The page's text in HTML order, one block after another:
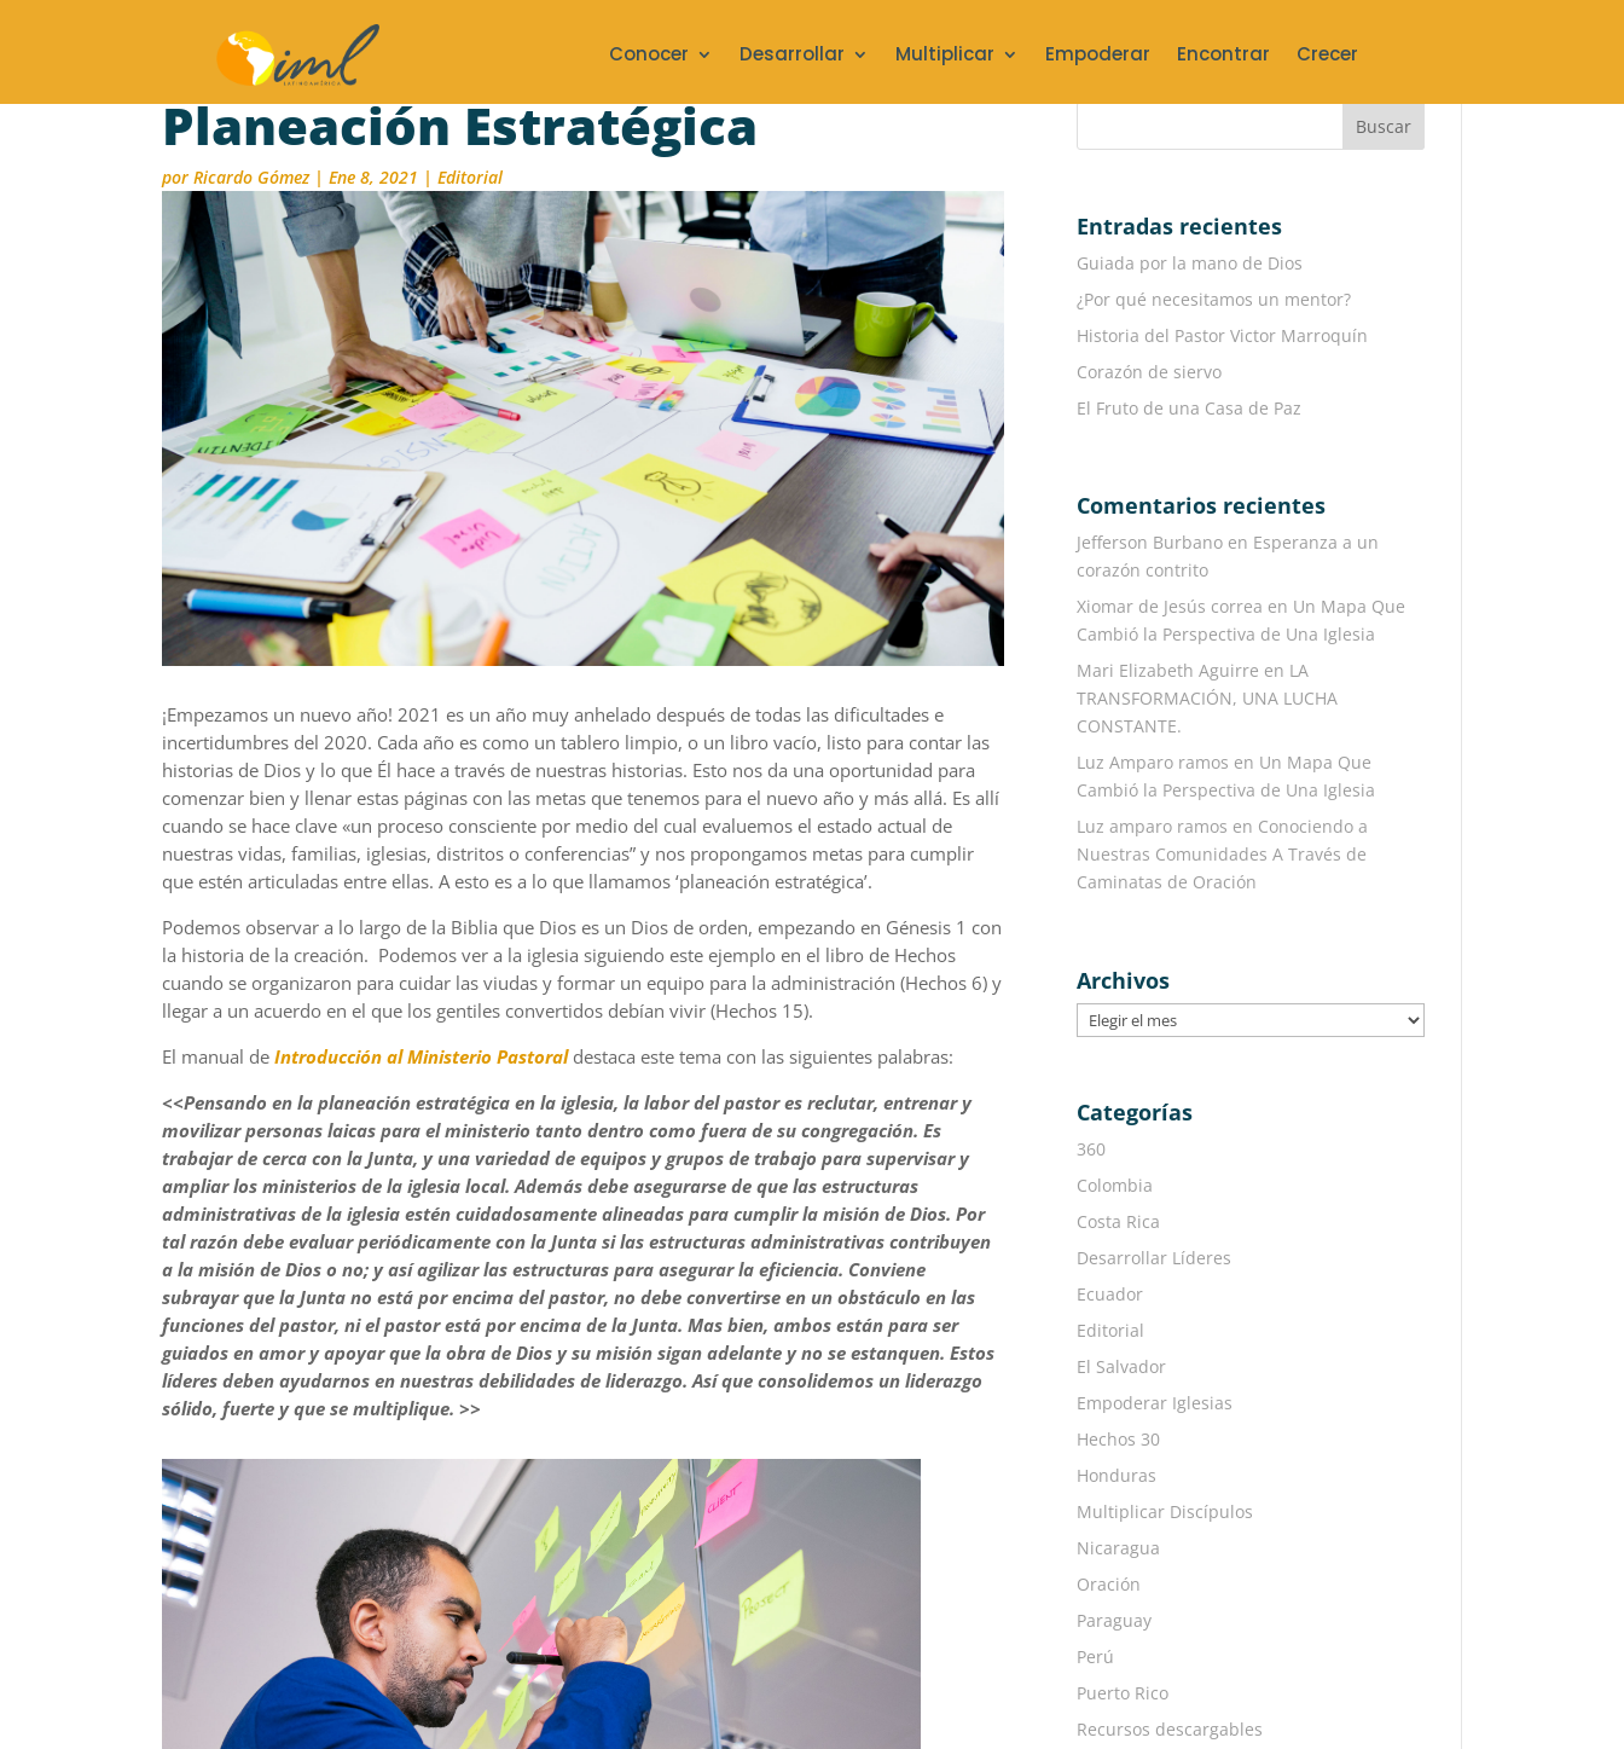
Conocer Desarrollar Multiplicar Empoderar Encontrar Crecer
Planeación Estratégica
porRicardo Gómez|Ene 8, 2021 |Editorial
¡Empezamos un nuevo año! 2021 es un año muy anhelado después de todas las dificultades e
incertidumbres del 2020. Cada año es como un tablero limpio, o un libro vacío, listo para contar las
historias de Dios y lo que Él hace a través de nuestras historias. Esto nos da una oportunidad para
comenzar bien y llenar estas páginas con las metas que tenemos para el nuevo año y más allá. Es allí
cuando se hace clave «un proceso consciente por medio del cual evaluemos el estadoactual de
nuestras vidas, familias, iglesias, distritos o conferencias” y nos propongamos metas para cumplir
que estén articuladas entre ellas. A esto es a lo que llamamos ‘planeación estratégica’.
Podemos observar a lo largo de la Biblia que Dios es un Dios de orden, empezando en Génesis 1 con
la historia de la creación. Podemos ver a la iglesia siguiendo este ejemplo en el libro de Hechos
cuando se organizaron para cuidar las viudas y formar un equipo para la administración (Hechos 6) y
llegar a un acuerdo en el que los gentiles convertidos debían vivir (Hechos 15).
El manual deIntroducciónalMinisterio Pastoraldestaca este tema con las siguientes palabras:
<<Pensando en la planeación estratégica en la iglesia, la labor del pastor es reclutar, entrenar y
movilizar personas laicas para el ministerio tanto dentro como fuera de su congregación. Es
trabajar de cerca con la Junta, y una variedad de equipos y grupos de trabajo para supervisar y
ampliar los ministerios de la iglesia local. Además debe asegurarse de que las estructuras
administrativas de la iglesia estén cuidadosamente alineadas para cumplir la misión de Dios. Por
tal razón debe evaluar periódicamente con la Junta si las estructuras administrativas contribuyen
a la misión de Dios o no; y así agilizar las estructuras para asegurar la eficiencia. Conviene
subrayar que la Junta no está por encima del pastor, no debe convertirse en un obstáculo en las
funciones del pastor, ni el pastor está por encima de la Junta. Mas bien, ambos están para ser
guiados en amor y apoyar que la obra de Dios y su misión sigan adelante y no se estanquen. Estos
líderes deben ayudarnos en nuestras debilidades de liderazgo. Así que consolidemos un liderazgo
sólido, fuerte y que se multiplique. >>
Entradas recientes
Guiada por la mano de Dios
¿Por qué necesitamos un mentor?
Historia del Pastor Victor Marroquín
Corazón de siervo
El Fruto de una Casa de Paz
Comentarios recientes
Jefferson Burbanoen Esperanza a un
corazón contrito
Xiomar de Jesús correa en Un Mapa Que
Cambió la Perspectiva de Una Iglesia
Mari Elizabeth Aguirre en LA
TRANSFORMACIÓN, UNA LUCHA
CONSTANTE.
Luz Amparo ramos en Un Mapa Que
Cambió la Perspectiva de Una Iglesia
Luz amparo ramos en Conociendo a
Nuestras Comunidades A Través de
Caminatas de Oración
Archivos
Archivos
Categorías
360
Colombia
Costa Rica
Desarrollar Líderes
Ecuador
Editorial
El Salvador
Empoderar Iglesias
Hechos 30
Honduras
Multiplicar Discípulos
Nicaragua
Oración
Paraguay
Perú
Puerto Rico
Recursos descargables